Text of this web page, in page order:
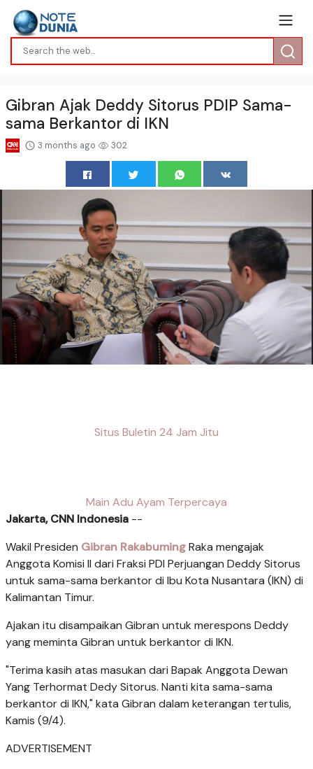
Gibran Ajak Deddy Sitorus PDIP Sama-
sama Berkantor di IKN
3 months ago 302
Situs Buletin 24 Jam Jitu
Main Adu Ayam Terpercaya
Jakarta, CNN Indonesia --
Wakil Presiden Gibran RakabumingRaka mengajak
Anggota Komisi II dari Fraksi PDI Perjuangan Deddy Sitorus
untuk sama-sama berkantor di Ibu Kota Nusantara (IKN) di
Kalimantan Timur.
Ajakan itu disampaikan Gibran untuk merespons Deddy
yang meminta Gibran untuk berkantor di IKN.
"Terima kasih atas masukan dari Bapak Anggota Dewan
Yang Terhormat Dedy Sitorus. Nanti kita sama-sama
berkantor di IKN," kata Gibran dalam keterangan tertulis,
Kamis (9/4).
ADVERTISEMENT